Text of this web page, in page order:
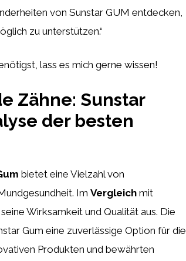
von Sunstar GUM entdecken,
zu unterstützen.“
lass es mich gerne wissen!
Zähne: Sunstar
der besten
bietet eine Vielzahl von
Im Vergleich mit
Wirksamkeit und Qualität aus. Die
Gum eine zuverlässige Option für die
Produkten und bewährten